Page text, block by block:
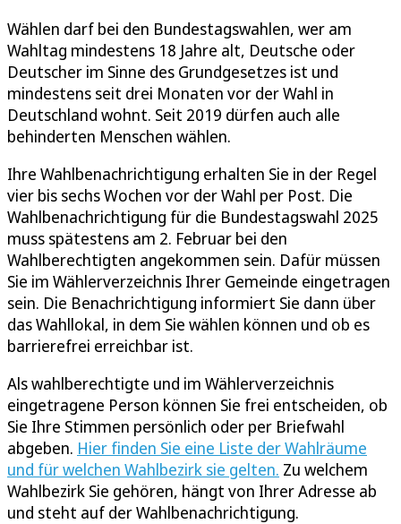
Wählen darf bei den Bundestagswahlen, wer am
Wahltag mindestens 18 Jahre alt, Deutsche oder
Deutscher im Sinne des Grundgesetzes ist und
mindestens seit drei Monaten vor der Wahl in
Deutschland wohnt. Seit 2019 dürfen auch alle
behinderten Menschen wählen.
Ihre Wahlbenachrichtigung erhalten Sie in der Regel
vier bis sechs Wochen vor der Wahl per Post. Die
Wahlbenachrichtigung für die Bundestagswahl 2025
muss spätestens am 2. Februar bei den
Wahlberechtigten angekommen sein. Dafür müssen
Sie im Wählerverzeichnis Ihrer Gemeinde eingetragen
sein. Die Benachrichtigung informiert Sie dann über
das Wahllokal, in dem Sie wählen können und ob es
barrierefrei erreichbar ist.
Als wahlberechtigte und im Wählerverzeichnis
eingetragene Person können Sie frei entscheiden, ob
Sie Ihre Stimmen persönlich oder per Briefwahl
abgeben. Hier finden Sie eine Liste der Wahlräume
und für welchen Wahlbezirk sie gelten. Zu welchem
Wahlbezirk Sie gehören, hängt von Ihrer Adresse ab
und steht auf der Wahlbenachrichtigung.